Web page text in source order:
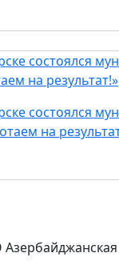
состоялся
на